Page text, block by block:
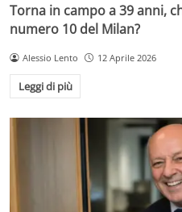
Torna in campo a 39 anni,
numero 10 del Milan?
Alessio Lento 12 Aprile 2026
Leggi di più